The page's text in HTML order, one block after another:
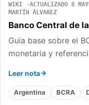
WIKI ACTUALIZADO 8
MARTÍN ÁLVAREZ
Banco Central de
Guia base sobre el
monetaria y
Leer nota
Argentina BCRA